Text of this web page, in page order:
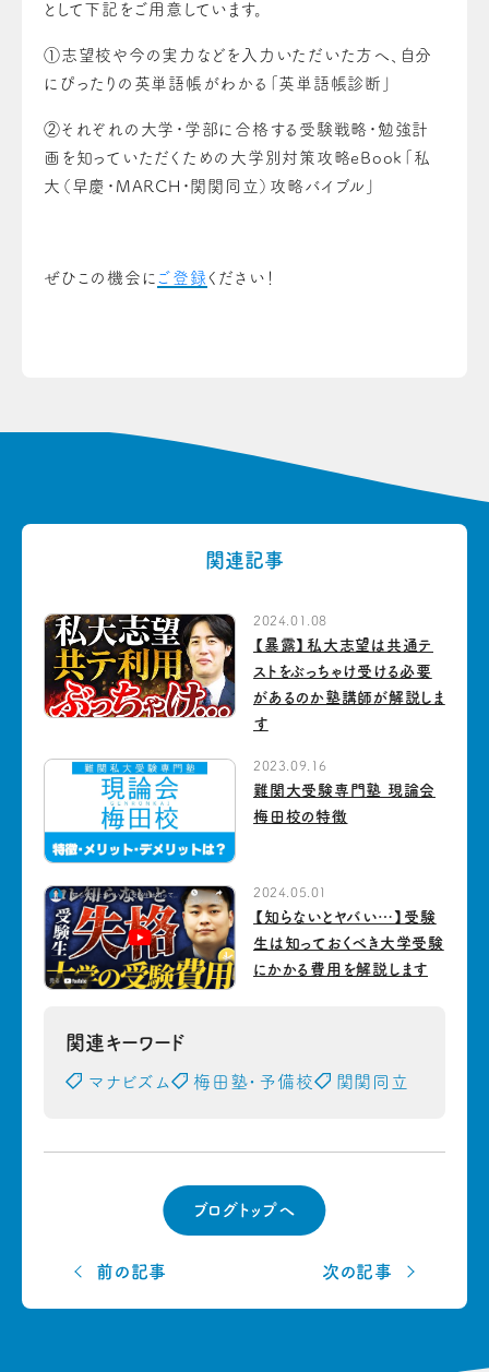
として下記をご用意しています。
①志望校や今の実力などを入力いただいた方へ、自分
にぴったりの英単語帳がわかる「英単語帳診断」
②それぞれの大学・学部に合格する受験戦略・勉強計
画を知っていただくための大学別対策攻略eBook「私
大（早慶・MARCH・関関同立）攻略バイブル」
ぜひこの機会に ご登録 ください！
関連記事
2024.01.08
【暴露】私大志望は共通テ
ストをぶっちゃけ受ける必要
があるのか塾講師が解説しま
す
2023.09.16
難関大受験専門塾 現論会
梅田校の特徴
2024.05.01
【知らないとヤバい…】受験
生は知っておくべき大学受験
にかかる費用を解説します
関連キーワード
マナビズム 梅田塾・予備校 関関同立
前の記事
ブログトップへ
次の記事